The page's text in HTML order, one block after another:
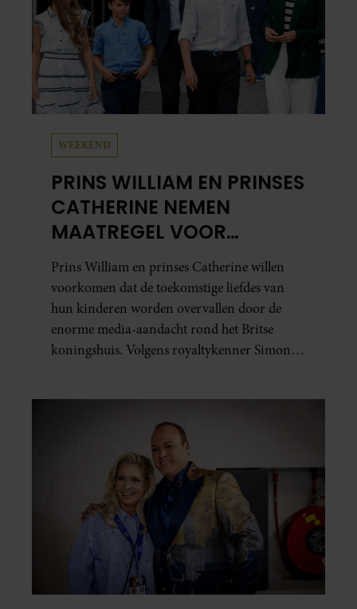
WEEKEND
PRINS WILLIAM EN PRINSES
CATHERINE NEMEN
MAATREGEL VOOR
TOEKOMSTIG
LIEFDESLEVEN VAN HUN
KINDEREN
Prins William en prinses Catherine willen
voorkomen dat de toekomstige liefdes van
hun kinderen worden overvallen door de
enorme media-aandacht rond het Britse
koningshuis. Volgens royaltykenner Simon